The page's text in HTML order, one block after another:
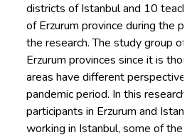
districts of Istanbul and 10
of Erzurum province during the
the research. The study group
Erzurum provinces since it is
areas have different
pandemic period. In this
participants in Erzurum and
working in Istanbul, some of the